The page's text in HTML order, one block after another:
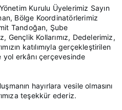
Kurulu Üyelerimiz Sayın
Bölge Koordinatörlerimiz
Tandoğan, Şube
Gençlik Kollarımız, Dedelerimiz,
katılımıyla gerçekleştirilen
yol erkânı çerçevesinde
hayırlara vesile olmasını
teşekkür ederiz.